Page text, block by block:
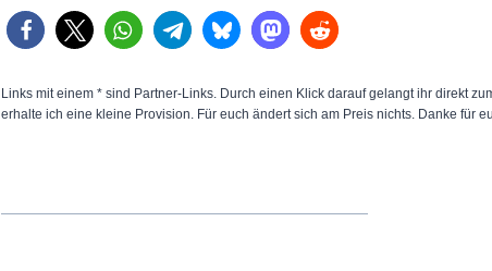
Links mit einem * sind Partner-Links. Durch einen Klick darauf gelangt ihr direkt
erhalte ich eine kleine Provision. Für euch ändert sich am Preis nichts. Danke für